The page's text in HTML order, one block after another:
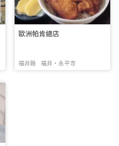
歐洲帕肯總店
福井縣 福井・永平寺